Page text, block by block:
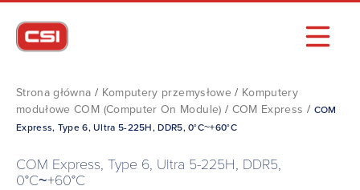
Strona główna / Komputery przemysłowe / Komputery
modułowe COM (Computer On Module) / COM Express / COM
Express, Type 6, Ultra 5-225H, DDR5, 0°C~+60°C
COM Express, Type 6, Ultra 5-225H, DDR5,
0°C~+60°C